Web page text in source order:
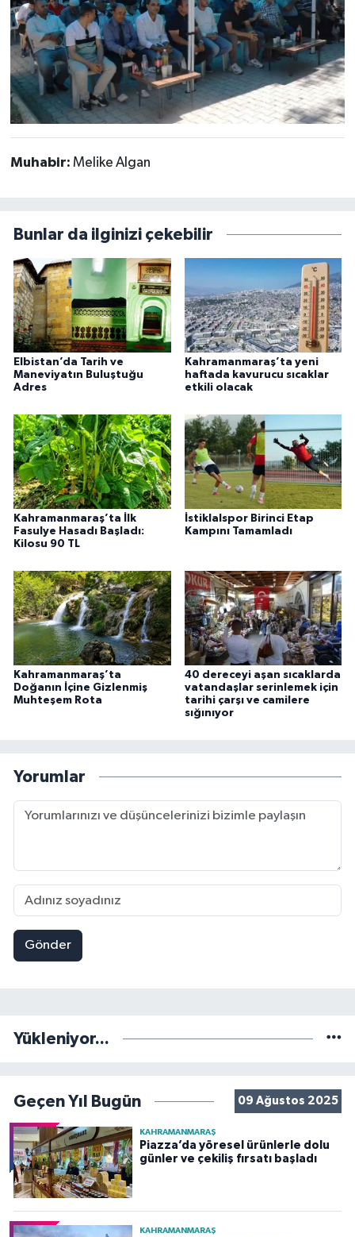
Muhabir: Melike Algan
Bunlar da ilginizi çekebilir
Elbistan’da Tarih ve
Maneviyatın Buluştuğu
Adres
Kahramanmaraş’ta yeni
haftada kavurucu sıcaklar
etkili olacak
Kahramanmaraş’ta İlk
Fasulye Hasadı Başladı:
Kilosu 90 TL
İstiklalspor Birinci Etap
Kampını Tamamladı
Kahramanmaraş’ta
Doğanın İçine Gizlenmiş
Muhteşem Rota
40 dereceyi aşan sıcaklarda
vatandaşlar serinlemek için
tarihi çarşı ve camilere
sığınıyor
Yorumlar
Gönder
Yükleniyor...
Geçen Yıl Bugün 09 Ağustos 2025
KAHRAMANMARAŞ
Piazza’da yöresel ürünlerle dolu
günler ve çekiliş fırsatı başladı
KAHRAMANMARAŞ